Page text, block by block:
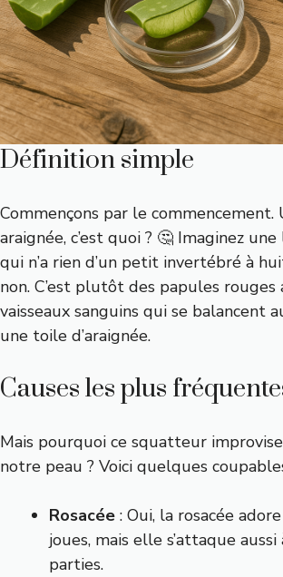
Définition simple
Commençons par le commencement.
araignée, c’est quoi ? 🤔 Imaginez
qui n’a rien d’un petit invertébré à
non. C’est plutôt des papules rouges
vaisseaux sanguins qui se balancent
une toile d’araignée.
Causes les plus
Mais pourquoi ce squatteur
notre peau ? Voici quelques
Rosacée : Oui, la rosacée
joues, mais elle s’attaque aussi
parties.